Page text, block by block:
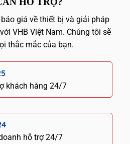
giá về thiết bị và giải pháp
VHB Việt Nam. Chúng tôi sẽ
thắc mắc của bạn.
khách hàng 24/7
hỗ trợ 24/7